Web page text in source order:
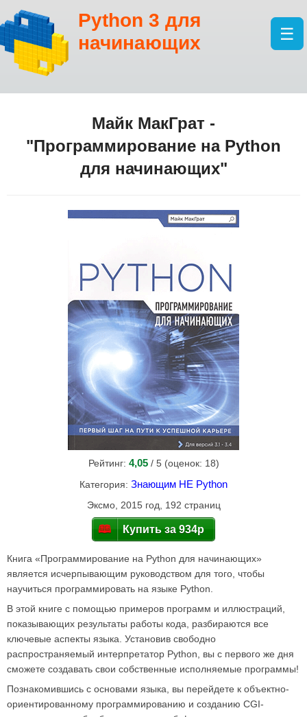
Python 3 для
начинающих
☰
Майк МакГрат -
"Программирование на Python
для начинающих"
Рейтинг: 4,05 / 5 (оценок: 18)
Категория: Знающим НЕ Python
Эксмо, 2015год, 192 страниц
Купить за 934р
Книга «Программирование на Python для начинающих»
является исчерпывающим руководством для того, чтобы
научиться программировать на языке Python.
В этой книге с помощью примеров программ и иллюстраций,
показывающих результаты работы кода, разбираются все
ключевые аспекты языка. Установив свободно
распространяемый интерпретатор Python, вы с первого же дня
сможете создавать свои собственные исполняемые программы!
Познакомившись с основами языка, вы перейдете к объектно-
ориентированному программированию и созданию CGI-